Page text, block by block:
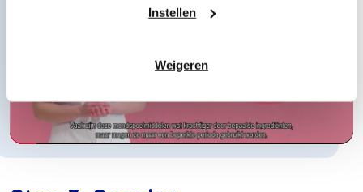
Instellen
Weigeren